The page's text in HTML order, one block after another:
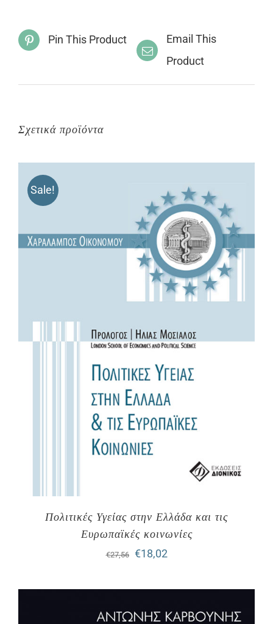
Pin This Product
Email This
Product
Σχετικά προϊόντα
Sale!
Πολιτικές Υγείας στην Ελλάδα και τις
Ευρωπαϊκές κοινωνίες
€27,56
Original
€27,56.
€18,02Η
είναι: